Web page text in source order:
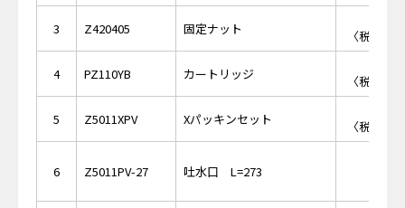
3 Z420405 固定ナット
〈税抜価
4 PZ110YB カートリッジ
〈税抜価
5 Z5011XPV Xパッキンセット
〈税抜価
6 Z5011PV-27 吐水口 L=273